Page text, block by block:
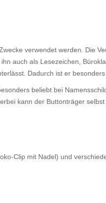
verwendet werden. Die
auch als Lesezeichen,
Dadurch ist er
beliebt bei
kann der Buttonträger
Clip mit Nadel) und